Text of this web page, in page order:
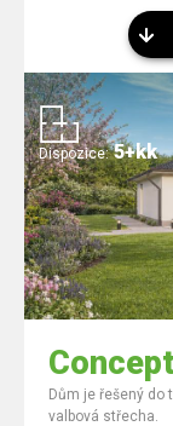
Dispozice: 5+kk
Dům je řešený do
valbová střecha.